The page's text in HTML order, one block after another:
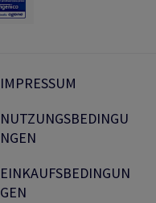
IMPRESSUM
NUTZUNGSBEDINGU
NGEN
EINKAUFSBEDINGUN
GEN